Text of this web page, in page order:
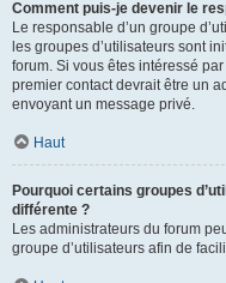
Comment puis-je devenir le
Le responsable d’un groupe
les groupes d’utilisateurs sont
forum. Si vous êtes intéressé
premier contact devrait être un
envoyant un message privé.
Haut
Pourquoi certains groupes
différente ?
Les administrateurs du forum
groupe d’utilisateurs afin de